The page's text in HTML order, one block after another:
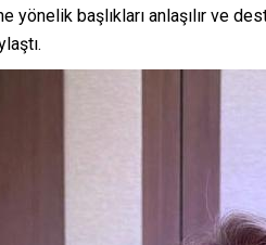
yönelik başlıkları anlaşılır ve